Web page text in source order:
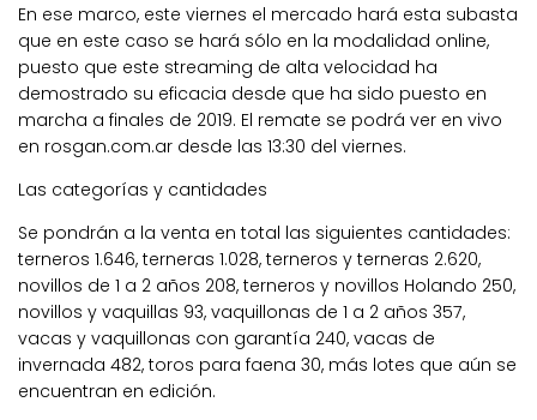
En ese marco, este viernes el mercado hará esta subasta
que en este caso se hará sólo en la modalidad online,
puesto que este streaming de alta velocidad ha
demostrado su eficacia desde que ha sido puesto en
marcha a finales de 2019. El remate se podrá ver en vivo
en rosgan.com.ar desde las 13:30 del viernes.
Las categorías y cantidades
Se pondrán a la venta en total las siguientes cantidades:
terneros 1.646, terneras 1.028, terneros y terneras 2.620,
novillos de 1 a 2 años 208, terneros y novillos Holando 250,
novillos y vaquillas 93, vaquillonas de 1 a 2 años 357,
vacas y vaquillonas con garantía 240, vacas de
invernada 482, toros para faena 30, más lotes que aún se
encuentran en edición.